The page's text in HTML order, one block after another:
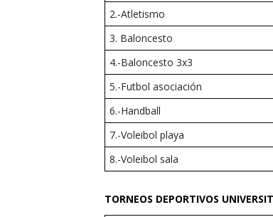
2.-Atletismo
3. Baloncesto
4.-Baloncesto 3x3
5.-Futbol asociación
6.-Handball
7.-Voleibol playa
8.-Voleibol sala
TORNEOS DEPORTIVOS